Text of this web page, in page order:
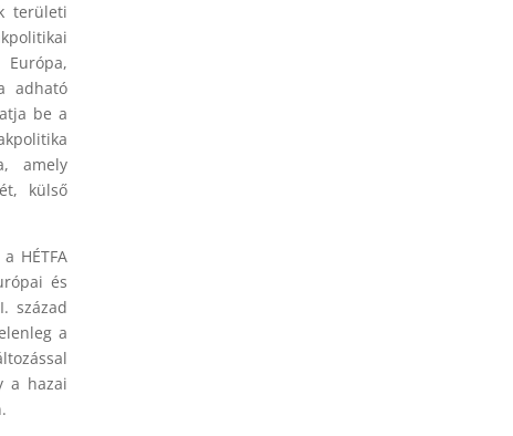
területi
adható
be a
amely
külső
HÉTFA
és
század
a
a hazai